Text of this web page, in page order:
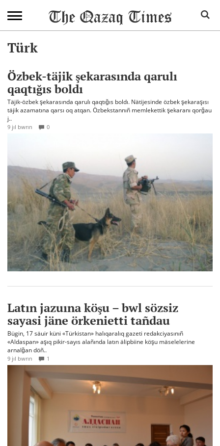
Türk
Özbek-täjik şekarasında qarulı
qaqtığıs boldı
Täjik-özbek şekarasında qarulı qaqtığıs boldı. Nätijesinde özbek şekaraşısı
täjik azamatına qarsı oq atqan. Özbekstannıñ memlekettik şekaranı qorğau
j..
9 jıl bwrın 0
Latın jazuına köşu – bwl sözsiz
sayasi jäne örkenietti tañdau
Bügin, 17 säuir küni «Türkistan» halıqaralıq gazeti redakciyasınıñ
«Aldaspan» aşıq pikir-sayıs alañında latın älipbiine köşu mäselelerine
arnalğan döñ..
9 jıl bwrın 1